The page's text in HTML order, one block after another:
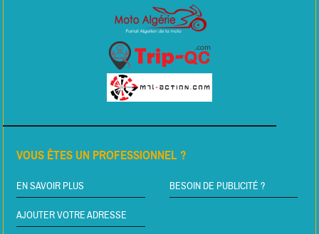
VOUS ÊTES UN PROFESSIONNEL ?
EN SAVOIR PLUS BESOIN DE PUBLICITÉ ?
AJOUTER VOTRE ADRESSE